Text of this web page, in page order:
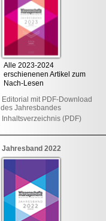
Alle 2023-2024
erschienenen Artikel zum
Nach-Lesen
Editorial mit PDF-Download
des Jahresbandes
Inhaltsverzeichnis (PDF)
Jahresband 2022